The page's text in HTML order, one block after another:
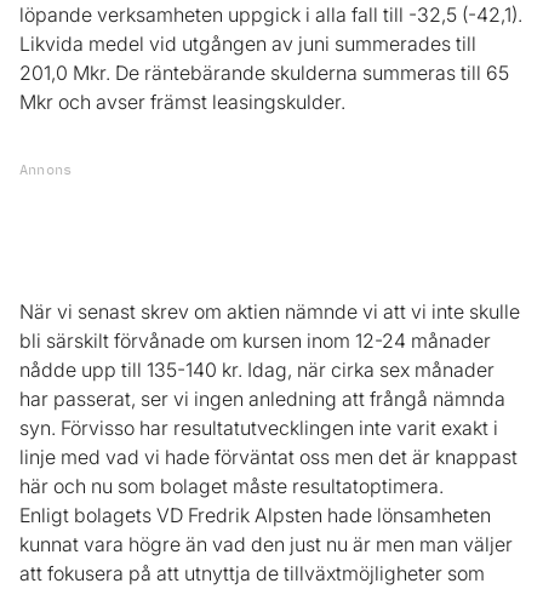
löpande verksamheten uppgick i alla fall till -32,5 (-42,1).
Likvida medel vid utgången av juni summerades till
201,0 Mkr. De räntebärande skulderna summeras till 65
Mkr och avser främst leasingskulder.
Annons
När vi senast skrev om aktien nämnde vi att vi inte skulle
bli särskilt förvånade om kursen inom 12-24 månader
nådde upp till 135-140 kr. Idag, när cirka sex månader
har passerat, ser vi ingen anledning att frångå nämnda
syn. Förvisso har resultatutvecklingen inte varit exakt i
linje med vad vi hade förväntat oss men det är knappast
här och nu som bolaget måste resultatoptimera.
Enligt bolagets VD Fredrik Alpsten hade lönsamheten
kunnat vara högre än vad den just nu är men man väljer
att fokusera på att utnyttja de tillväxtmöjligheter som